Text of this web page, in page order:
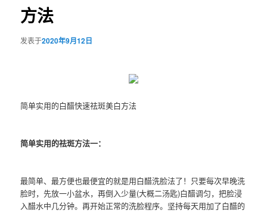
方法
发表于2020年9月12日
简单实用的白醋快速祛斑美白方法
简单实用的祛斑方法一：
最简单、最方便也最便宜的就是用白醋洗脸法了！只要每次早晚洗
脸时，先放一小盆水，再倒入少量(大概二汤匙)白醋调匀，把脸浸
入醋水中几分钟。再开始正常的洗脸程序。坚持每天用加了白醋的